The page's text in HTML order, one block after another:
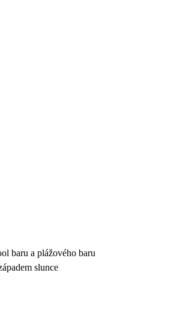
baru a plážového baru
slunce